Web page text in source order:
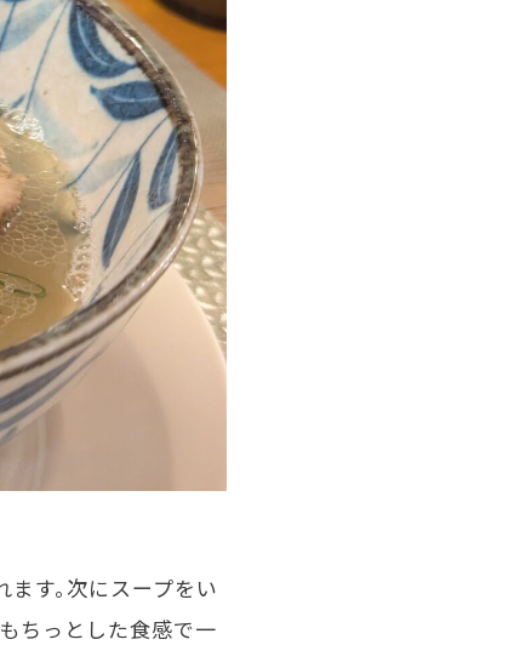
す。次にスープをい
ちっとした食感で一